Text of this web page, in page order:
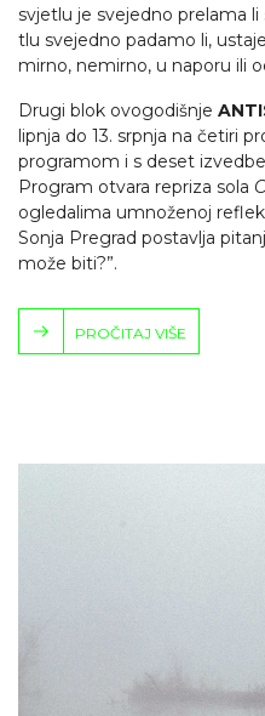
svjetlu je svejedno prelama
tlu svejedno padamo li,
mirno, nemirno, u naporu ili
Drugi blok ovogodišnje
lipnja do 13. srpnja na četiri
programom i s deset
Program otvara repriza sola
ogledalima umnoženoj
Sonja Pregrad postavlja
može biti?”.
PROČITAJ VIŠE